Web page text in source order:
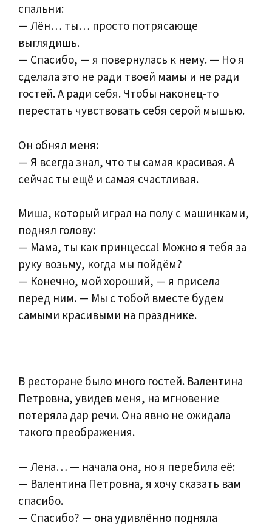
спальни:
— Лён… ты… просто потрясающе
выглядишь.
— Спасибо, — я повернулась к нему. — Но я
сделала это не ради твоей мамы и не ради
гостей. А ради себя. Чтобы наконец‑то
перестать чувствовать себя серой мышью.
Он обнял меня:
— Я всегда знал, что ты самая красивая. А
сейчас ты ещё и самая счастливая.
Миша, который играл на полу с машинками,
поднял голову:
— Мама, ты как принцесса! Можно я тебя за
руку возьму, когда мы пойдём?
— Конечно, мой хороший, — я присела
перед ним. — Мы с тобой вместе будем
самыми красивыми на празднике.
В ресторане было много гостей. Валентина
Петровна, увидев меня, на мгновение
потеряла дар речи. Она явно не ожидала
такого преображения.
— Лена… — начала она, но я перебила её:
— Валентина Петровна, я хочу сказать вам
спасибо.
— Спасибо? — она удивлённо подняла